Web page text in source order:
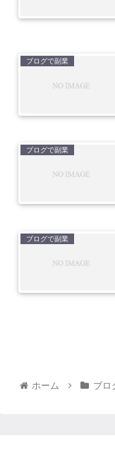
ブログで副業
ブログで副業
ブログで副業
ホーム ブロ